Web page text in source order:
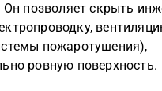
Он позволяет скрыть
пожаротушения),
ровную поверхность.